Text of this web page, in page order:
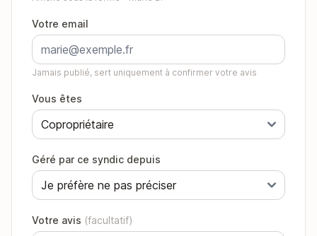
Votre email
Jamais publié, sert uniquement à confirmer votre avis
Vous êtes
Géré par ce syndic depuis
Votre avis (facultatif)